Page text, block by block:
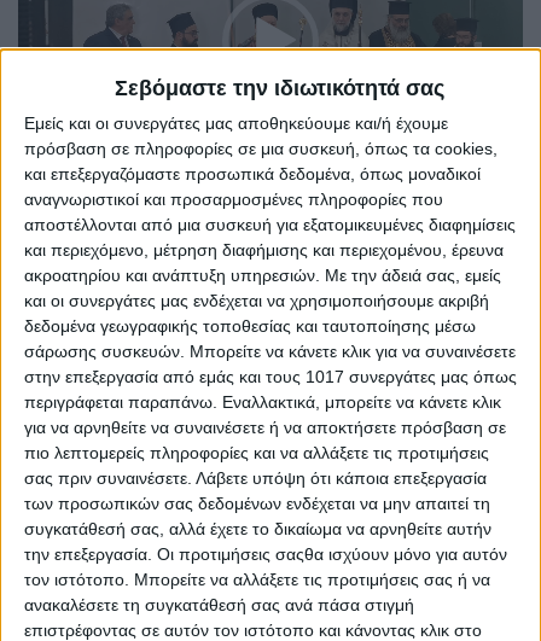
Σεβόμαστε την ιδιωτικότητά σας
Εμείς και οι συνεργάτες μας αποθηκεύουμε και/ή έχουμε
πρόσβαση σε πληροφορίες σε μια συσκευή, όπως τα cookies,
και επεξεργαζόμαστε προσωπικά δεδομένα, όπως μοναδικοί
αναγνωριστικοί και προσαρμοσμένες πληροφορίες που
αποστέλλονται από μια συσκευή για εξατομικευμένες διαφημίσεις
και περιεχόμενο, μέτρηση διαφήμισης και περιεχομένου, έρευνα
ακροατηρίου και ανάπτυξη υπηρεσιών. Με την άδειά σας, εμείς
και οι συνεργάτες μας ενδέχεται να χρησιμοποιήσουμε ακριβή
δεδομένα γεωγραφικής τοποθεσίας και ταυτοποίησης μέσω
σάρωσης συσκευών. Μπορείτε να κάνετε κλικ για να συναινέσετε
στην επεξεργασία από εμάς και τους 1017 συνεργάτες μας όπως
περιγράφεται παραπάνω. Εναλλακτικά, μπορείτε να κάνετε κλικ
για να αρνηθείτε να συναινέσετε ή να αποκτήσετε πρόσβαση σε
πιο λεπτομερείς πληροφορίες και να αλλάξετε τις προτιμήσεις
σας πριν συναινέσετε. Λάβετε υπόψη ότι κάποια επεξεργασία
των προσωπικών σας δεδομένων ενδέχεται να μην απαιτεί τη
συγκατάθεσή σας, αλλά έχετε το δικαίωμα να αρνηθείτε αυτήν
την επεξεργασία. Οι προτιμήσεις σαςθα ισχύουν μόνο για αυτόν
τον ιστότοπο. Μπορείτε να αλλάξετε τις προτιμήσεις σας ή να
ανακαλέσετε τη συγκατάθεσή σας ανά πάσα στιγμή
επιστρέφοντας σε αυτόν τον ιστότοπο και κάνοντας κλικ στο
00:00
Πρόγραμμα
Αναπαραγωγής
Βίντεο
00:00 01:08
Πρόγραμμα
Αναπαραγωγής
Βίντεο